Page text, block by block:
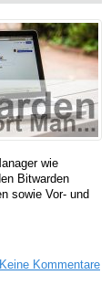
wie
Bitwarden
sowie Vor- und
Keine Kommentare